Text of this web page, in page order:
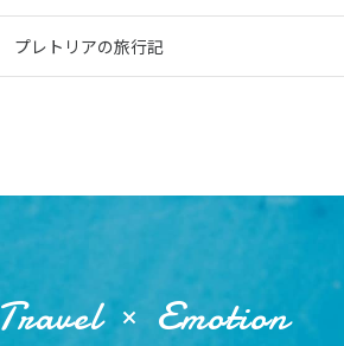
プレトリアの旅行記
Travel Emotion